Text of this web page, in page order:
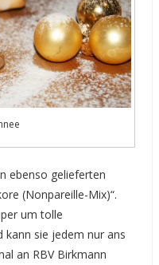
ebenso gelieferten
(Nonpareille-Mix)“.
um tolle
kann sie jedem nur ans
an RBV Birkmann